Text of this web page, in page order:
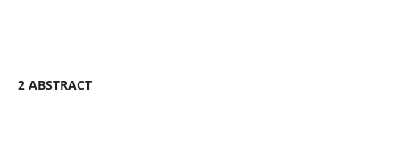
2 ABSTRACT